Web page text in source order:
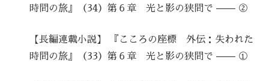
時間の旅』（34）第６章 光と影の狭間で —— ②
【長編連載小説】 『こころの座標 外伝：失われた
時間の旅』（33）第６章 光と影の狭間で —— ①